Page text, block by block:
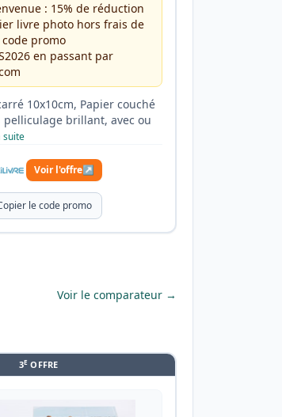
: 15% de réduction
livre photo hors frais de
promo
en passant par
10x10cm, Papier couché
pelliculage brillant, avec ou
suite
Voir l'offre↗
le code promo
Voir le comparateur →
3E OFFRE